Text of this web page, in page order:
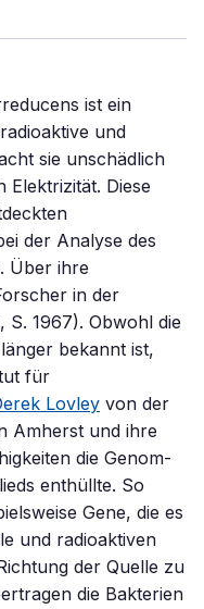
ist ein
und
sie unschädlich
Diese
der Analyse des
Über ihre
in der
S. 1967). Obwohl die
bekannt ist,
für
Lovley von der
Amherst und ihre
die Genom-
enthüllte. So
Gene, die es
und radioaktiven
der Quelle zu
die Bakterien